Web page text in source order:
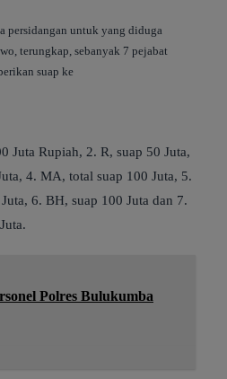
persidangan untuk yang diduga
terungkap, sebanyak 7 pejabat
suap ke
Juta Rupiah, 2. R, suap 50 Juta,
4. MA, total suap 100 Juta, 5.
6. BH, suap 100 Juta dan 7.
Polres Bulukumba